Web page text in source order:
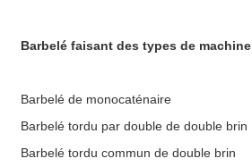
Barbelé faisant des types de machine
Barbelé de monocaténaire
Barbelé tordu par double de double brin
Barbelé tordu commun de double brin